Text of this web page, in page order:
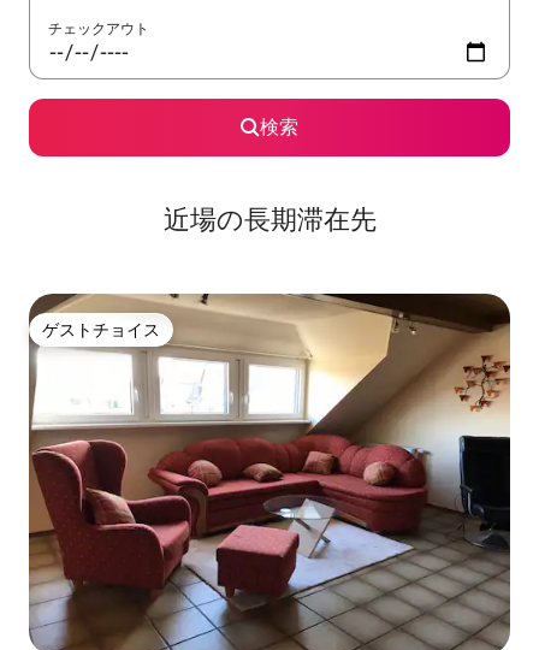
チェックアウト
検索
近場の長期滞在先
ゲストチョイス
ゲストチョイス